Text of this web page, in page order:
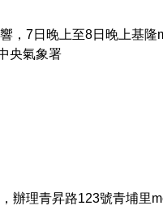
，7日晚上至8日晚上基隆
央氣象署
辦理青昇路123號青埔里